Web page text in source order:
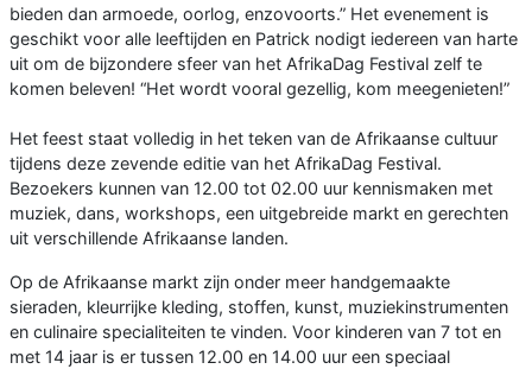
bieden dan armoede, oorlog, enzovoorts.” Het evenement is
geschikt voor alle leeftijden en Patrick nodigt iedereen van harte
uit om de bijzondere sfeer van het AfrikaDag Festival zelf te
komen beleven! “Het wordt vooral gezellig, kom meegenieten!”
Het feest staat volledig in het teken van de Afrikaanse cultuur
tijdens deze zevende editie van het AfrikaDag Festival.
Bezoekers kunnen van 12.00 tot 02.00 uur kennismaken met
muziek, dans, workshops, een uitgebreide markt en gerechten
uit verschillende Afrikaanse landen.
Op de Afrikaanse markt zijn onder meer handgemaakte
sieraden, kleurrijke kleding, stoffen, kunst, muziekinstrumenten
en culinaire specialiteiten te vinden. Voor kinderen van 7 tot en
met 14 jaar is er tussen 12.00 en 14.00 uur een speciaal